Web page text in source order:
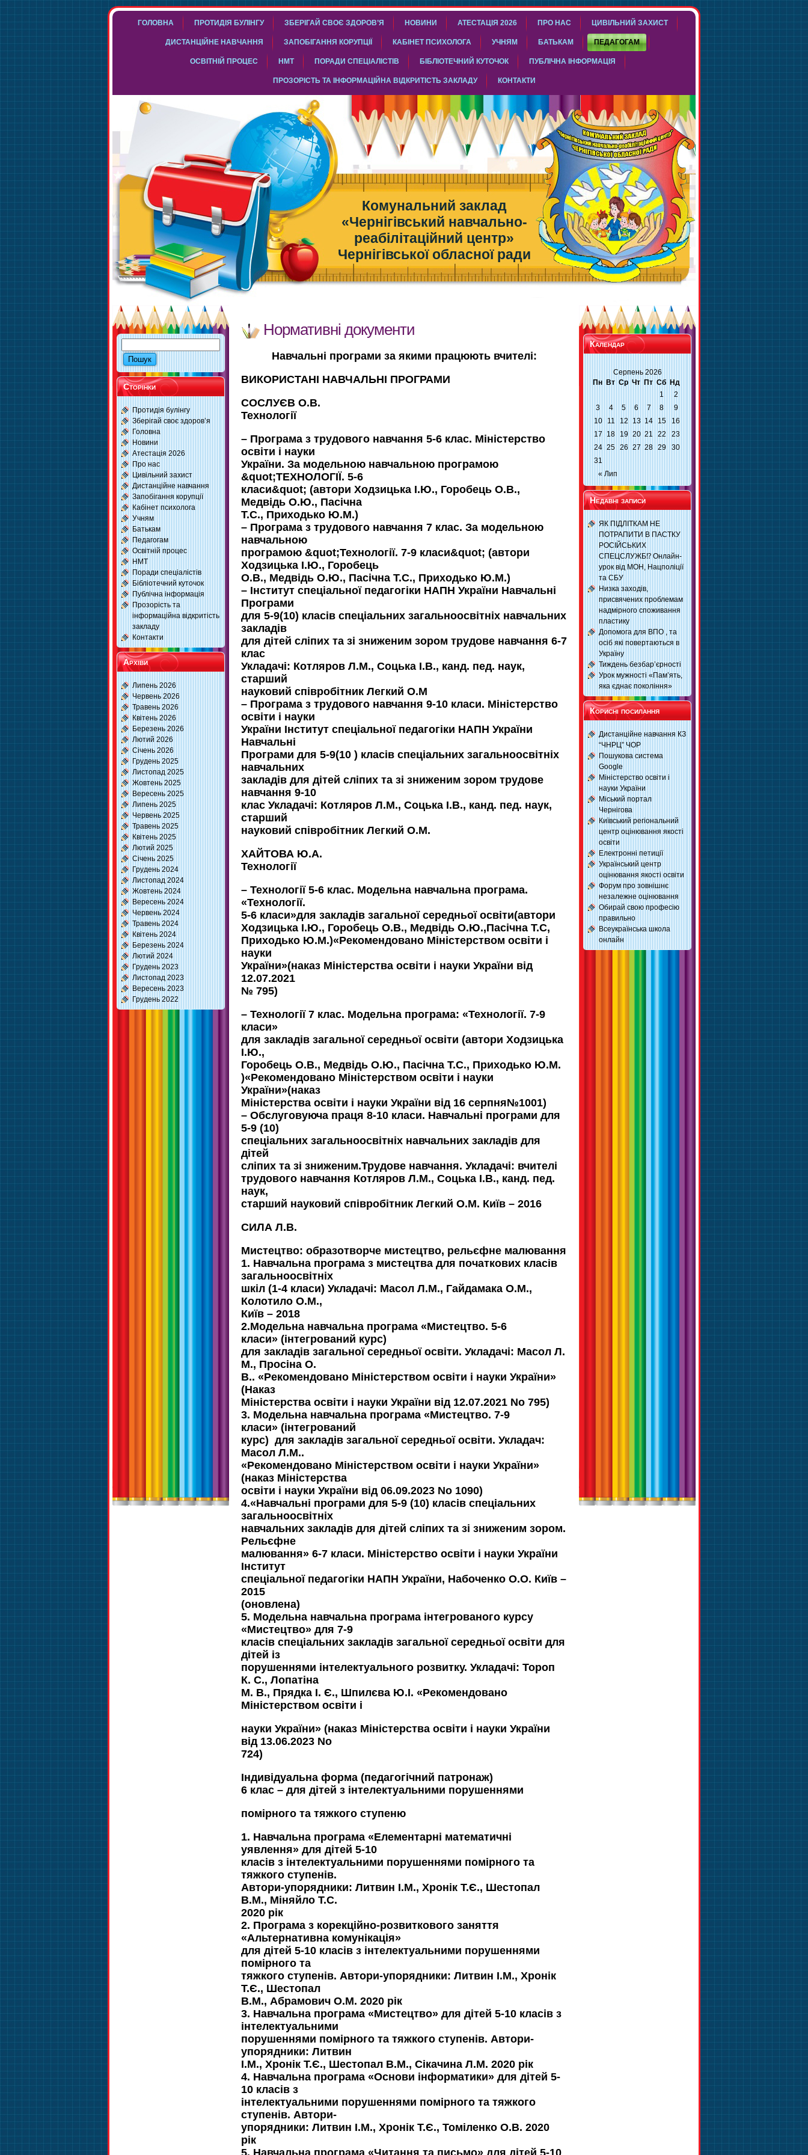
ГОЛОВНА ПРОТИДІЯ БУЛІНГУ ЗБЕРІГАЙ СВОЄ ЗДОРОВ’Я НОВИНИ АТЕСТАЦІЯ 2026 ПРО НАС ЦИВІЛЬНИЙ ЗАХИСТ
ДИСТАНЦІЙНЕ НАВЧАННЯ ЗАПОБІГАННЯ КОРУПЦІЇ КАБІНЕТ ПСИХОЛОГА УЧНЯМ БАТЬКАМ ПЕДАГОГАМ
ОСВІТНІЙ ПРОЦЕС НМТ ПОРАДИ СПЕЦІАЛІСТІВ БІБЛІОТЕЧНИЙ КУТОЧОК ПУБЛІЧНА ІНФОРМАЦІЯ
ПРОЗОРІСТЬ ТА ІНФОРМАЦІЙНА ВІДКРИТІСТЬ ЗАКЛАДУ КОНТАКТИ
Комунальний заклад
«Чернігівський навчально-
реабілітаційний центр»
Чернігівської обласної ради
Сторінки
Протидія булінгу
Зберігай своє здоров’я
Головна
Новини
Атестація 2026
Про нас
Цивільний захист
Дистанційне навчання
Запобігання корупції
Кабінет психолога
Учням
Батькам
Педагогам
Освітній процес
НМТ
Поради спеціалістів
Бібліотечний куточок
Публічна інформація
Прозорість та
інформаційна відкритість
закладу
Контакти
Архіви
Липень 2026
Червень 2026
Травень 2026
Квітень 2026
Березень 2026
Лютий 2026
Січень 2026
Грудень 2025
Листопад 2025
Жовтень 2025
Вересень 2025
Липень 2025
Червень 2025
Травень 2025
Квітень 2025
Лютий 2025
Січень 2025
Грудень 2024
Листопад 2024
Жовтень 2024
Вересень 2024
Червень 2024
Травень 2024
Квітень 2024
Березень 2024
Лютий 2024
Грудень 2023
Листопад 2023
Вересень 2023
Грудень 2022
Нормативні документи
Навчальні програми за якими працюють вчителі:
ВИКОРИСТАНІ НАВЧАЛЬНІ ПРОГРАМИ
СОСЛУЄВ О.В.
Технології
– Програма з трудового навчання 5-6 клас. Міністерство
освіти і науки
України. За модельною навчальною програмою
&quot;ТЕХНОЛОГІЇ. 5-6
класи&quot; (автори Ходзицька І.Ю., Горобець О.В.,
Медвідь О.Ю., Пасічна
Т.С., Приходько Ю.М.)
– Програма з трудового навчання 7 клас. За модельною
навчальною
програмою &quot;Технології. 7-9 класи&quot; (автори
Ходзицька І.Ю., Горобець
О.В., Медвідь О.Ю., Пасічна Т.С., Приходько Ю.М.)
– Інститут спеціальної педагогіки НАПН України Навчальні
Програми
для 5-9(10) класів спеціальних загальноосвітніх навчальних
закладів
для дітей сліпих та зі зниженим зором трудове навчання 6-7
клас
Укладачі: Котляров Л.М., Соцька І.В., канд. пед. наук,
старший
науковий співробітник Легкий О.М
– Програма з трудового навчання 9-10 класи. Міністерство
освіти і науки
України Інститут спеціальної педагогіки НАПН України
Навчальні
Програми для 5-9(10 ) класів спеціальних загальноосвітніх
навчальних
закладів для дітей сліпих та зі зниженим зором трудове
навчання 9-10
клас Укладачі: Котляров Л.М., Соцька І.В., канд. пед. наук,
старший
науковий співробітник Легкий О.М.
ХАЙТОВА Ю.А.
Технології
– Технології 5-6 клас. Модельна навчальна програма.
«Технології.
5-6 класи»для закладів загальної середньої освіти(автори
Ходзицька І.Ю., Горобець О.В., Медвідь О.Ю.,Пасічна Т.С,
Приходько Ю.М.)«Рекомендовано Міністерством освіти і
науки
України»(наказ Міністерства освіти і науки України від
12.07.2021
№ 795)
– Технології 7 клас. Модельна програма: «Технології. 7-9
класи»
для закладів загальної середньої освіти (автори Ходзицька
І.Ю.,
Горобець О.В., Медвідь О.Ю., Пасічна Т.С., Приходько Ю.М.
)«Рекомендовано Міністерством освіти і науки
України»(наказ
Міністерства освіти і науки України від 16 серпня№1001)
– Обслуговуюча праця 8-10 класи. Навчальні програми для
5-9 (10)
спеціальних загальноосвітніх навчальних закладів для
дітей
сліпих та зі зниженим.Трудове навчання. Укладачі: вчителі
трудового навчання Котляров Л.М., Соцька І.В., канд. пед.
наук,
старший науковий співробітник Легкий О.М. Київ – 2016
СИЛА Л.В.
Мистецтво: образотворче мистецтво, рельєфне малювання
1. Навчальна програма з мистецтва для початкових класів
загальноосвітніх
шкіл (1-4 класи) Укладачі: Масол Л.М., Гайдамака О.М.,
Колотило О.М.,
Київ – 2018
2.Модельна навчальна програма «Мистецтво. 5-6
класи» (інтегрований курс)
для закладів загальної середньої освіти. Укладачі: Масол Л.
М., Просіна О.
В.. «Рекомендовано Міністерством освіти і науки України»
(Наказ
Міністерства освіти і науки України від 12.07.2021 No 795)
3. Модельна навчальна програма «Мистецтво. 7-9
класи» (інтегрований
курс) для закладів загальної середньої освіти. Укладач:
Масол Л.М..
«Рекомендовано Міністерством освіти і науки України»
(наказ Міністерства
освіти і науки України від 06.09.2023 No 1090)
4.«Навчальні програми для 5-9 (10) класів спеціальних
загальноосвітніх
навчальних закладів для дітей сліпих та зі зниженим зором.
Рельєфне
малювання» 6-7 класи. Міністерство освіти і науки України
Інститут
спеціальної педагогіки НАПН України, Набоченко О.О. Київ –
2015
(оновлена)
5. Модельна навчальна програма інтегрованого курсу
«Мистецтво» для 7-9
класів спеціальних закладів загальної середньої освіти для
дітей із
порушеннями інтелектуального розвитку. Укладачі: Тороп
К. С., Лопатіна
М. В., Прядка І. Є., Шпилєва Ю.І. «Рекомендовано
Міністерством освіти і
науки України» (наказ Міністерства освіти і науки України
від 13.06.2023 No
724)
Індивідуальна форма (педагогічний патронаж)
6 клас – для дітей з інтелектуальними порушеннями
помірного та тяжкого ступеню
1. Навчальна програма «Елементарні математичні
уявлення» для дітей 5-10
класів з інтелектуальними порушеннями помірного та
тяжкого ступенів.
Автори-упорядники: Литвин І.М., Хронік Т.Є., Шестопал
В.М., Міняйло Т.С.
2020 рік
2. Програма з корекційно-розвиткового заняття
«Альтернативна комунікація»
для дітей 5-10 класів з інтелектуальними порушеннями
помірного та
тяжкого ступенів. Автори-упорядники: Литвин І.М., Хронік
Т.Є., Шестопал
В.М., Абрамович О.М. 2020 рік
3. Навчальна програма «Мистецтво» для дітей 5-10 класів з
інтелектуальними
порушеннями помірного та тяжкого ступенів. Автори-
упорядники: Литвин
І.М., Хронік Т.Є., Шестопал В.М., Сікачина Л.М. 2020 рік
4. Навчальна програма «Основи інформатики» для дітей 5-
10 класів з
інтелектуальними порушеннями помірного та тяжкого
ступенів. Автори-
упорядники: Литвин І.М., Хронік Т.Є., Томіленко О.В. 2020
рік
Календар
Серпень 2026
Пн
Вт Ср Чт Пт Сб Нд
« Лип
1
2
3
4 5 6 7 8
9
10
11 12 13 14 15
16
17
18 19 20 21 22
23
24 25 26 27 28 29
30
31
Недавні записи
ЯК ПІДЛІТКАМ НЕ
ПОТРАПИТИ В ПАСТКУ
РОСІЙСЬКИХ
СПЕЦСЛУЖБ⁉️ Онлайн-
урок від МОН, Нацполіції
та СБУ
Низка заходів,
присвячених проблемам
надмірного споживання
пластику
Допомога для ВПО , та
осіб які повертаються в
Україну
Тиждень безбар’єрності
Урок мужності «Пам’ять,
яка єднає покоління»
Корисні посилання
Дистанційне навчання КЗ
“ЧНРЦ” ЧОР
Пошукова система
Google
Міністерство освіти і
науки України
Міський портал
Чернігова
Київський регіональний
центр оцінювання якості
освіти
Електронні петиції
Український центр
оцінювання якості освіти
Форум про зовнішнє
незалежне оцінювання
Обирай свою професію
правильно
Всеукраїнська школа
онлайн